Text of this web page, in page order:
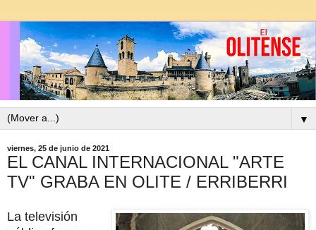
▼
viernes, 25 de junio de 2021
EL CANAL INTERNACIONAL "ARTE
TV" GRABA EN OLITE / ERRIBERRI
La televisión